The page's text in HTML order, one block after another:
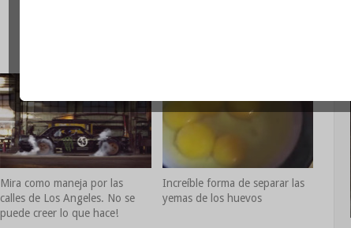
Mira como maneja por las
calles de Los Angeles. No se
puede creer lo que hace!
Increíble forma de separar las
yemas de los huevos